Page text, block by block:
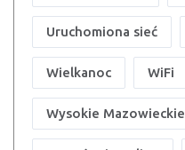
Uruchomiona sieć
Wielkanoc WiFi
Wysokie Mazowieckie